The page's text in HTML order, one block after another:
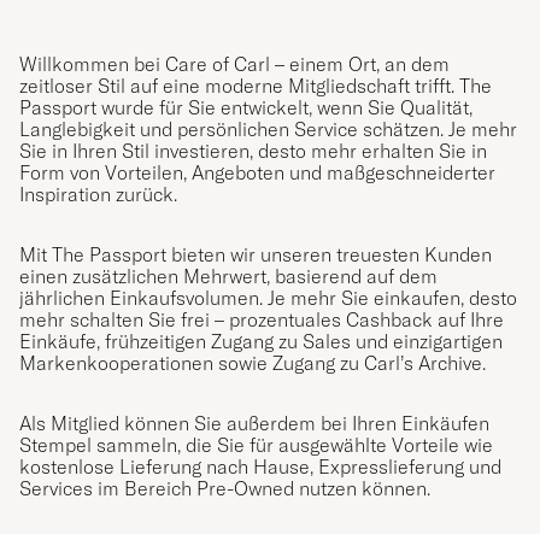
Willkommen bei Care of Carl – einem Ort, an dem
zeitloser Stil auf eine moderne Mitgliedschaft trifft. The
Passport wurde für Sie entwickelt, wenn Sie Qualität,
Langlebigkeit und persönlichen Service schätzen. Je mehr
Sie in Ihren Stil investieren, desto mehr erhalten Sie in
Form von Vorteilen, Angeboten und maßgeschneiderter
Inspiration zurück.
Mit The Passport bieten wir unseren treuesten Kunden
einen zusätzlichen Mehrwert, basierend auf dem
jährlichen Einkaufsvolumen. Je mehr Sie einkaufen, desto
mehr schalten Sie frei – prozentuales Cashback auf Ihre
Einkäufe, frühzeitigen Zugang zu Sales und einzigartigen
Markenkooperationen sowie Zugang zu Carl’s Archive.
Als Mitglied können Sie außerdem bei Ihren Einkäufen
Stempel sammeln, die Sie für ausgewählte Vorteile wie
kostenlose Lieferung nach Hause, Expresslieferung und
Services im Bereich Pre-Owned nutzen können.